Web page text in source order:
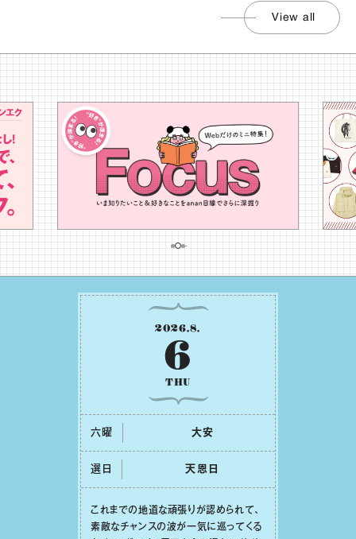
View all
2026.8.
6
THU
六曜 ⼤安
選日 天恩⽇
これまでの地道な頑張りが認められて、
素敵なチャンスの波が⼀気に巡ってくる